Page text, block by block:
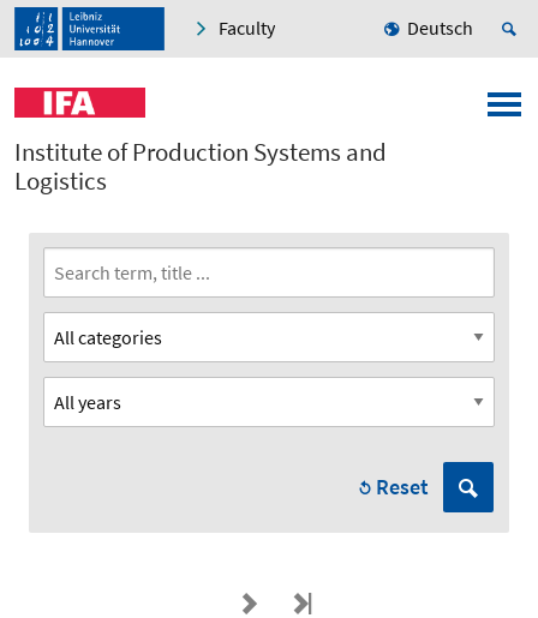
Faculty Deutsch
Institute of Production Systems and
Logistics
Reset